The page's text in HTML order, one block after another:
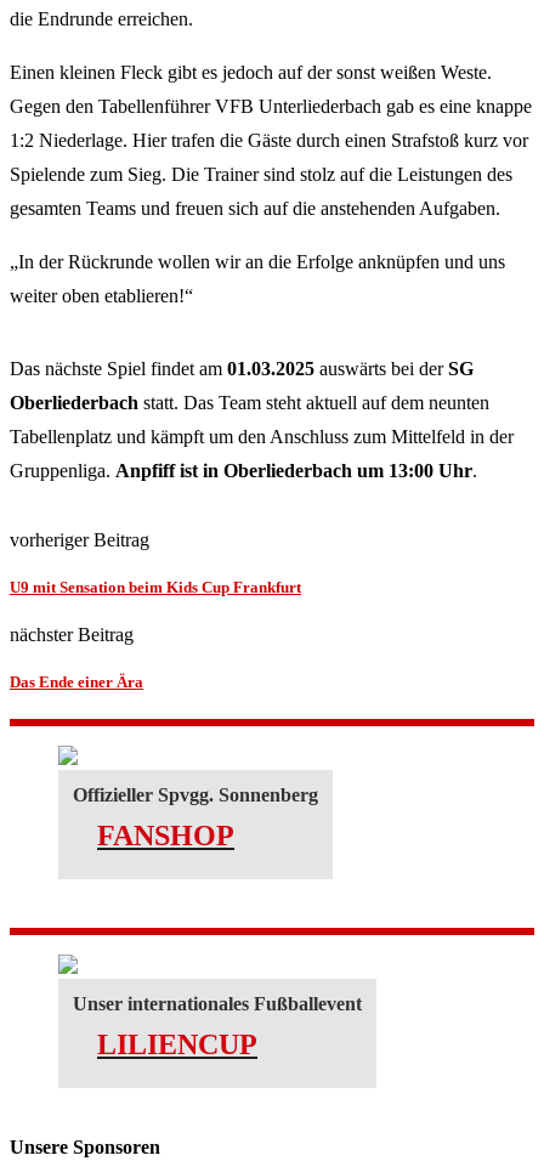
die Endrunde erreichen.
Einen kleinen Fleck gibt es jedoch auf der sonst weißen Weste.
Gegen den Tabellenführer VFB Unterliederbach gab es eine knappe
1:2 Niederlage. Hier trafen die Gäste durch einen Strafstoß kurz vor
Spielende zum Sieg. Die Trainer sind stolz auf die Leistungen des
gesamten Teams und freuen sich auf die anstehenden Aufgaben.
„In der Rückrunde wollen wir an die Erfolge anknüpfen und uns
weiter oben etablieren!“
Das nächste Spiel findet am 01.03.2025 auswärts bei derSG
Oberliederbach statt. Das Team steht aktuell auf dem neunten
Tabellenplatz und kämpft um den Anschluss zum Mittelfeld in der
Gruppenliga. Anpfiff ist in Oberliederbach um 13:00 Uhr.
vorheriger Beitrag
U9 mit Sensation beim Kids Cup Frankfurt
nächster Beitrag
Das Ende einer Ära
Offizieller Spvgg. Sonnenberg
FANSHOP
Unser internationales Fußballevent
LILIENCUP
Unsere Sponsoren